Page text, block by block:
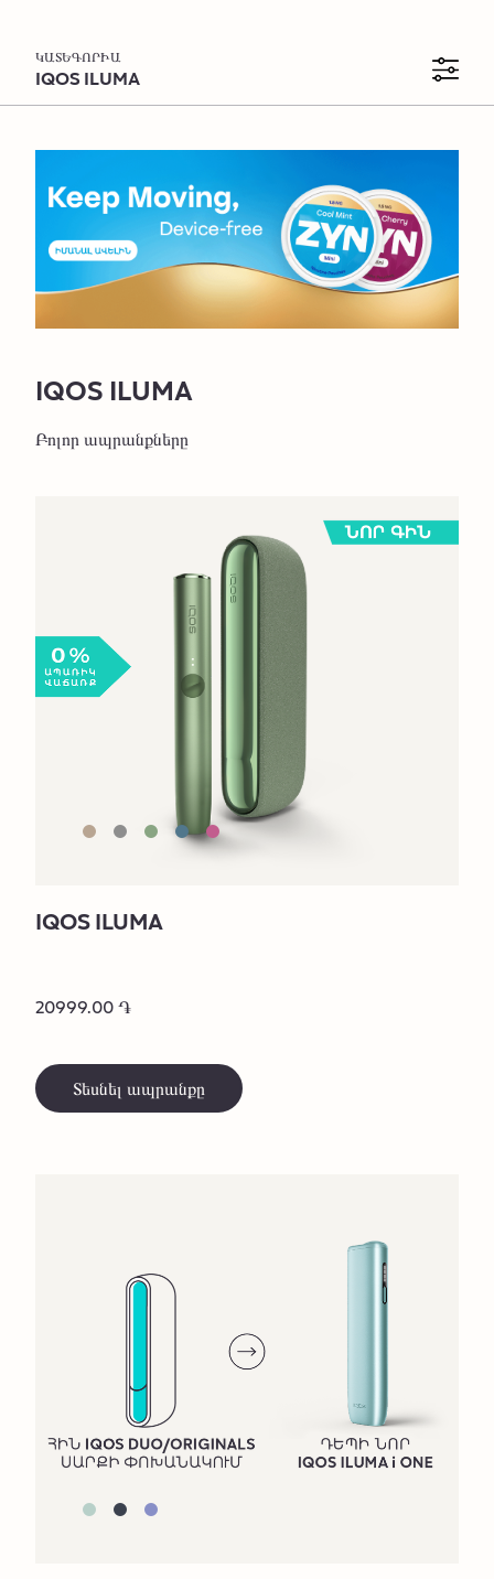
ԿԱՏԵԳՈՐԻԱ
IQOS ILUMA
IQOS ILUMA սարքեր
Հին սարքի փոխանակում հավելավճարով
IQOS ILUMA Աքսեսուարներ
IQOS ILUMA
Բոլոր ապրանքները
IQOS ILUMA
20999.00 ֏
Տեսնել ապրանքը